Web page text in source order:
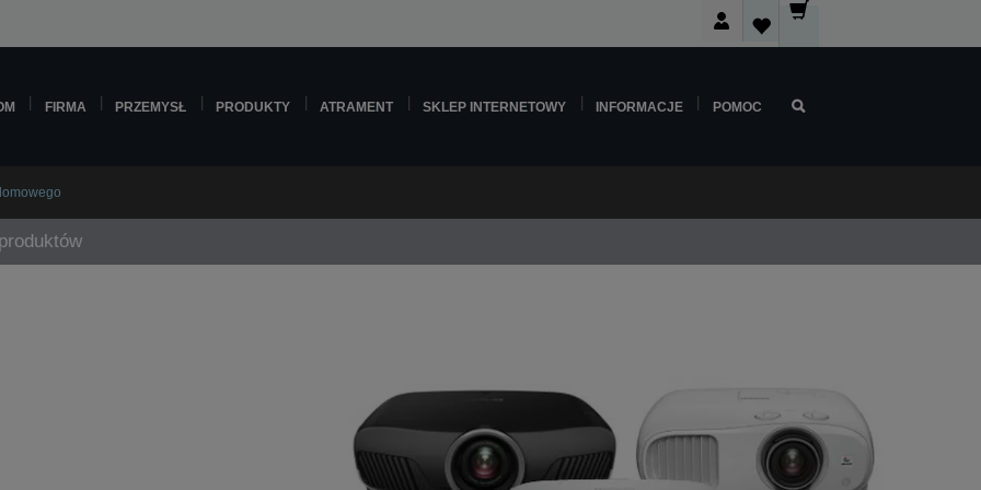
FIRMA PRZEMYSŁ PRODUKTY ATRAMENT SKLEP INTERNETOWY INFORMACJE POMOC